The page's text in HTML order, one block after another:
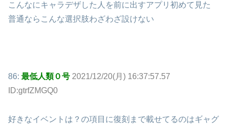
こんなにキャラデザした人を前に出すアプリ初めて見た
普通ならこんな選択肢わざわざ設けない
86: 最低人類０号 2021/12/20(月) 16:37:57.57
ID:gtrfZMGQ0
好きなイベントは？の項目に復刻まで載せてるのはギャグ